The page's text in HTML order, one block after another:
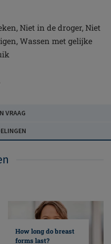
Niet in de droger, Niet
Wassen met gelijke
VRAAG
How long do breast
forms last?